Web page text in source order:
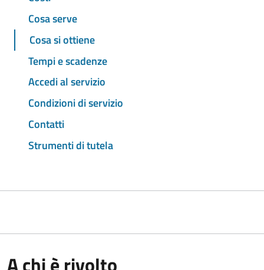
Cosa serve
Cosa si ottiene
Tempi e scadenze
Accedi al servizio
Condizioni di servizio
Contatti
Strumenti di tutela